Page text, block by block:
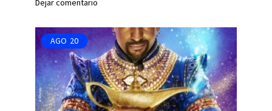
Dejar comentario
AGO 20